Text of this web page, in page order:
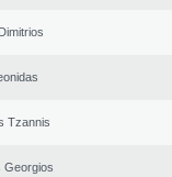
Tzannis
Georgios